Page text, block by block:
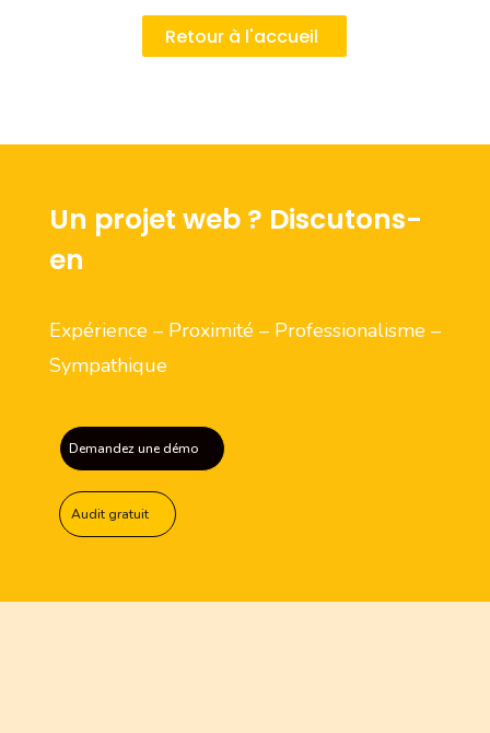
Retour à l'accueil
Un projet web ? Discutons-
en
Expérience – Proximité – Professionalisme –
Sympathique
Demandez une démo
Audit gratuit